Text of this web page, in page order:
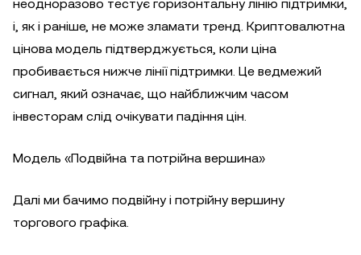
неодноразово тестує горизонтальну лінію підтримки,
і, як і раніше, не може зламати тренд. Криптовалютна
цінова модель підтверджується, коли ціна
пробивається нижче лінії підтримки. Це ведмежий
сигнал, який означає, що найближчим часом
інвесторам слід очікувати падіння цін.
Модель «Подвійна та потрійна вершина»
Далі ми бачимо подвійну і потрійну вершину
торгового графіка.